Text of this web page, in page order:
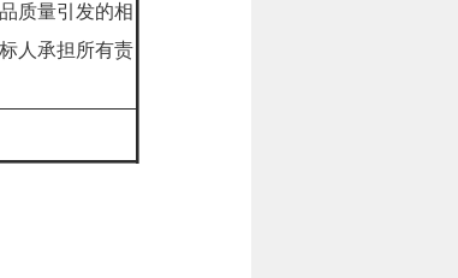
质量引发的相
人承担所有责